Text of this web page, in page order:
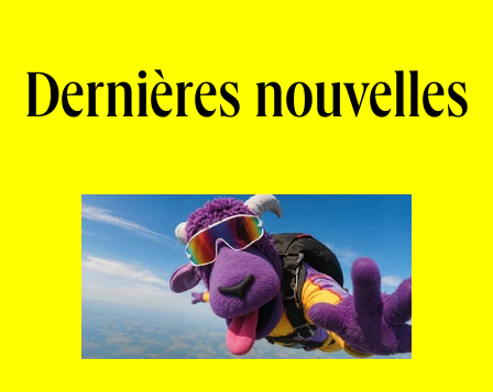
Dernières nouvelles